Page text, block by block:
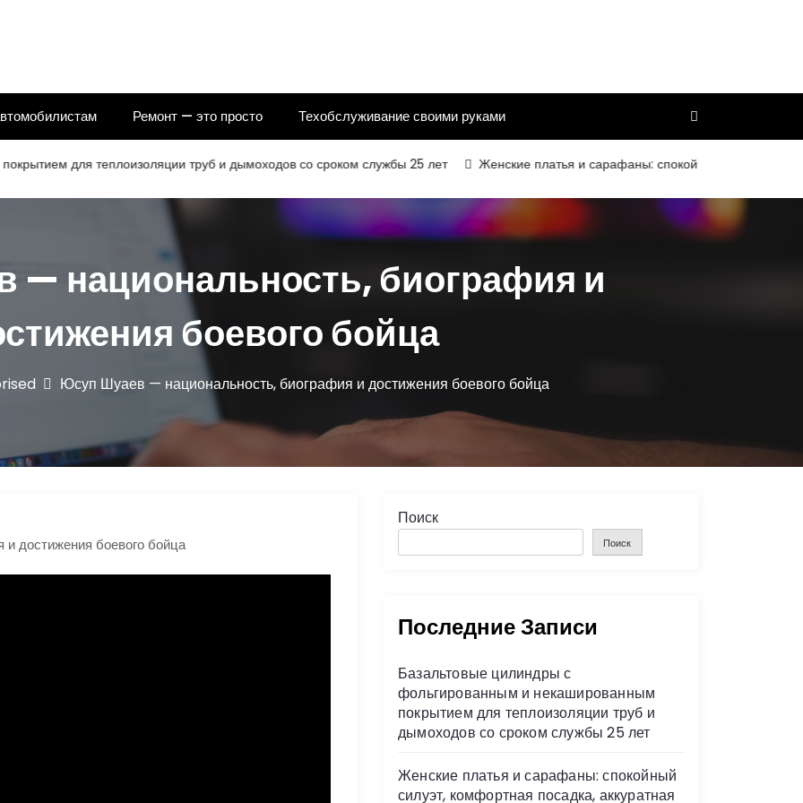
Ремонт — это просто Техобслуживание своими руками
для теплоизоляции труб и дымоходов со сроком службы 25 лет Женские платья и сарафаны: спокойный силуэт, комфортная
— национальность, биография и
боевого бойца
Юсуп Шуаев — национальность, биография и достижения боевого бойца
Поиск
Поиск
Последние Записи
Базальтовые цилиндры с
фольгированным и некашированным
покрытием для теплоизоляции труб и
дымоходов со сроком службы 25 лет
Женские платья и сарафаны: спокойный
силуэт, комфортная посадка, аккуратная